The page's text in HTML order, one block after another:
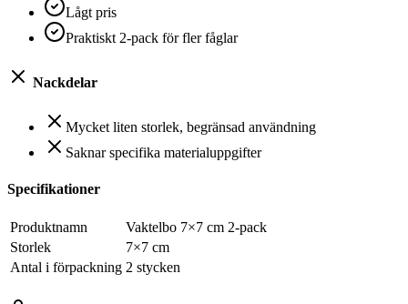
Lågt pris
Praktiskt 2-pack för fler fåglar
Nackdelar
Mycket liten storlek, begränsad användning
Saknar specifika materialuppgifter
Specifikationer
Produktnamn
Vaktelbo 7×7 cm 2-pack
Storlek
7×7 cm
Antal i förpackning 2 stycken